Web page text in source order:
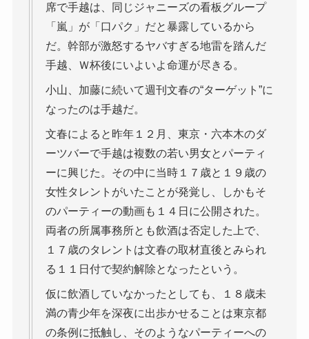
席で手越は、同じジャニーズの看板グループ
「嵐」が「口パク」だと暴露しているから
だ。幹部が激怒するヤバすぎる地雷を踏んだ
手越、Ｗ杯後にいよいよ命運が尽きる。
小山、加藤に続いて週刊文春の“ターゲット”に
なったのは手越だ。
文春によると昨年１２月、東京・六本木のダ
ーツバーで手越は複数の若い男女とパーティ
ーに興じた。その中に当時１７歳と１９歳の
女性タレントがいたことが発覚し、しかもそ
のパーティーの動画も１４日に公開された。
両者の所属事務所とも飲酒は否定した上で、
１７歳のタレントは文春の取材直後とみられ
る１１日付で契約解除となったという。
仮に飲酒していなかったとしても、１８歳未
満の青少年を深夜に出歩かせることは東京都
の条例に抵触し、そのようなパーティーへの